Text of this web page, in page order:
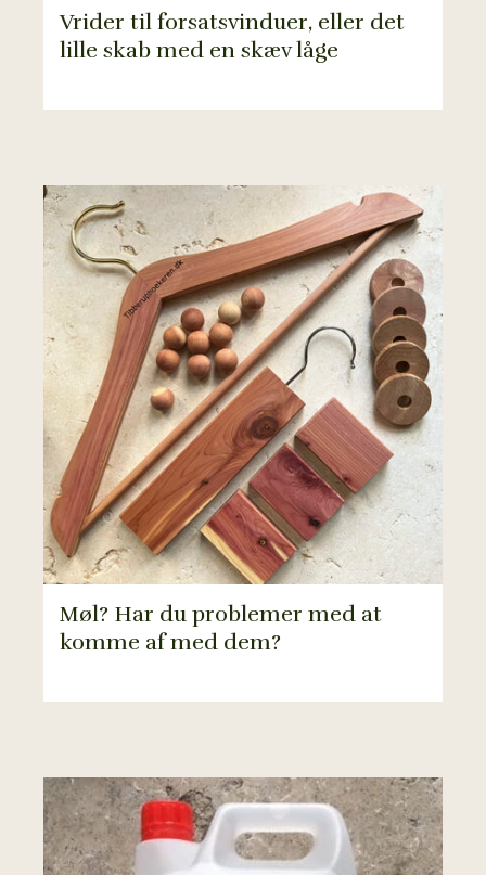
Vrider til forsatsvinduer, eller det
lille skab med en skæv låge
Møl? Har du problemer med at
komme af med dem?